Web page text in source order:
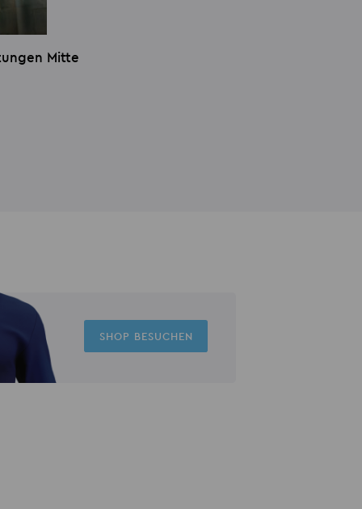
Mitte
SHOP BESUCHEN